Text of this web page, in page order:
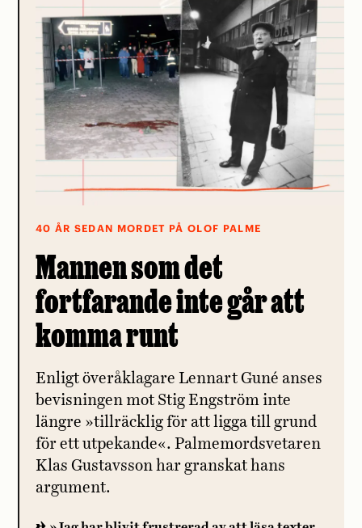
40 ÅR SEDAN MORDET PÅ OLOF PALME
Mannen som det
fortfarande inte går att
komma runt
Enligt överåklagare Lennart Guné anses
bevisningen mot Stig Engström inte
längre »tillräcklig för att ligga till grund
för ett utpekande«. Palmemordsvetaren
Klas Gustavsson har granskat hans
argument.